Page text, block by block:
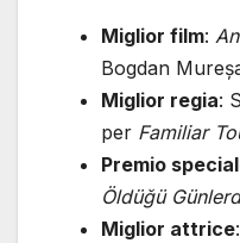
Miglior film:
Bogdan
Miglior regia:
per Familiar
Premio
Öldüğü
Miglior attrice